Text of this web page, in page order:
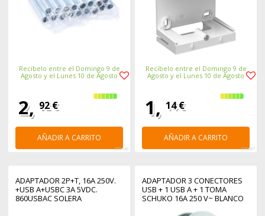
Recíbelo entre el Domingo 9 de
Agosto y el Lunes 10 de Agosto
2, 92 €
AÑADIR A CARRITO
375646
Recíbelo entre el Domingo 9 de
Agosto y el Lunes 10 de Agosto
1, 14 €
AÑADIR A CARRITO
376287
ADAPTADOR 2P+T, 16A 250V.
+USB A+USBC 3A 5VDC.
860USBAC SOLERA
ADAPTADOR 3 CONECTORES
USB + 1 USB A + 1 TOMA
SCHUKO 16A 250 V~ BLANCO